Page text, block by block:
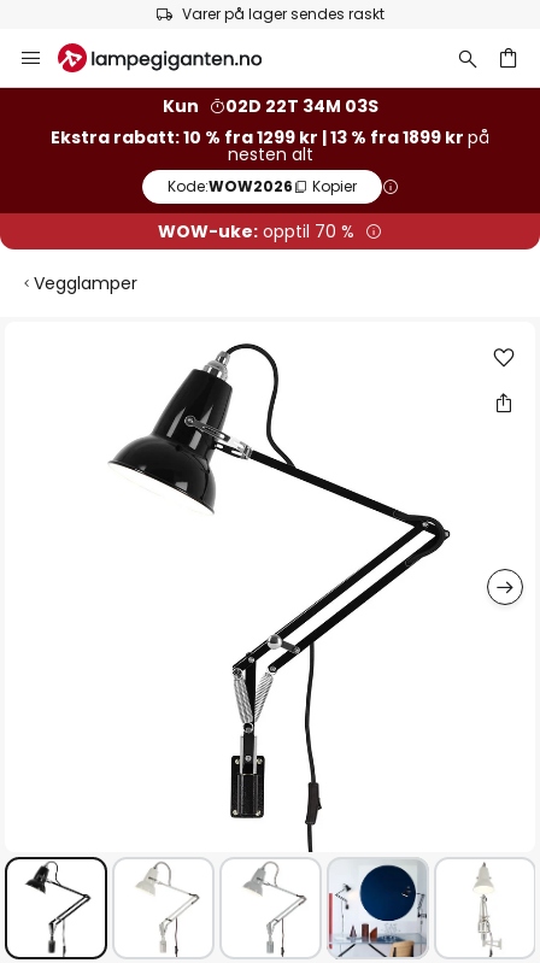
Varer på lager sendes raskt
Hopp
til
Kun
02D 22T 34M 03S
Ekstra rabatt: 10 % fra 1299 kr | 13 % fra 1899 kr på
nesten alt
Kode:WOW2026 Kopier
WOW-uke: opptil 70 %
Vegglamper